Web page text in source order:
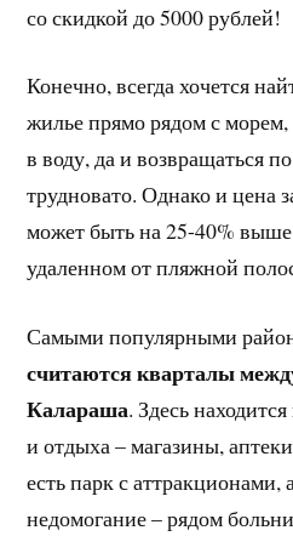
со скидкой до 5000 рублей!
Конечно, всегда хочется
жилье прямо рядом с морем,
в воду, да и возвращаться
трудновато. Однако и цена
может быть на 25-40%
удаленном от пляжной
Самыми популярными
считаются кварталы
Калараша. Здесь
и отдыха – магазины,
есть парк с аттракционами,
недомогание – рядом